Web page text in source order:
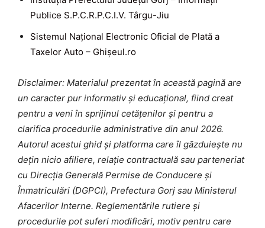
Publice S.P.C.R.P.C.I.V. Târgu-Jiu
Sistemul Național Electronic Oficial de Plată a
Taxelor Auto – Ghișeul.ro
Disclaimer: Materialul prezentat în această pagină are
un caracter pur informativ și educațional, fiind creat
pentru a veni în sprijinul cetățenilor și pentru a
clarifica procedurile administrative din anul 2026.
Autorul acestui ghid și platforma care îl găzduiește nu
dețin nicio afiliere, relație contractuală sau parteneriat
cu Direcția Generală Permise de Conducere și
Înmatriculări (DGPCI), Prefectura Gorj sau Ministerul
Afacerilor Interne. Reglementările rutiere și
procedurile pot suferi modificări, motiv pentru care